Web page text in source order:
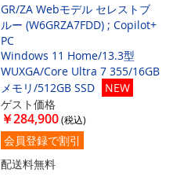
GR/ZA Webモデル セレストブ
ルー (W6GRZA7FDD) ; Copilot+
PC
Windows 11 Home/13.3型
WUXGA/Core Ultra 7 355/16GB
メモリ/512GB SSD
NEW
ゲスト価格
￥284,900
会員登録で割引
配送料無料